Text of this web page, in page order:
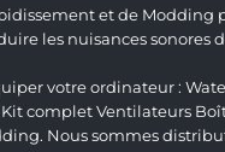
et de
les nuisances sonores
votre ordinateur :
Kit complet Ventilateurs
. Nous sommes